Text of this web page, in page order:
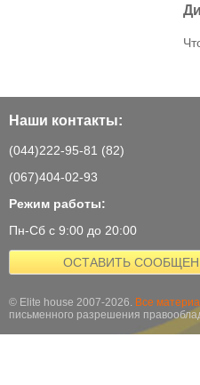
Наши контакты:
(044)222-95-81 (82)
(067)404-02-93
Режим работы:
Пн-Сб с 9:00 до 20:00
ОСТАВИТЬ
© Elite house 2007-2026. Все
письменного разрешения